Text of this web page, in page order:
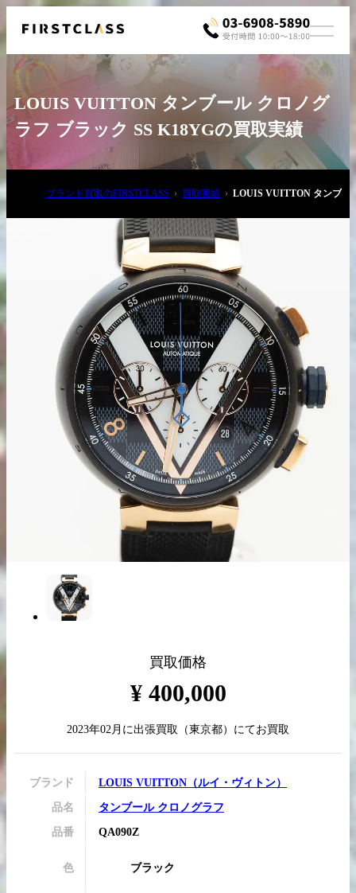
03-6908-5890
出張買取の
お申込み
宅配買取の
お申込み
買取実績はこちらから
LOUIS VUITTON タンブール クロノグ
ラフ ブラック SS K18YGの買取実績
ブランド買取のFIRSTCLASS 買取実績 LOUIS VUITTON タンブー
買取価格
¥ 400,000
2023年02月 に出張買取 （東京都）にてお買取
ブランド LOUIS VUITTON （ルイ・ヴィトン）
品名 タンブール クロノグラフ
品番 QA090Z
色 ブラック